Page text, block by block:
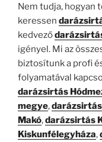
Nem tudja, hogyan
keressen
kedvező
igényel. Mi az
biztosítunk a profi
folyamatával
darázsirtás
megye,
Makó,darázsirtás
Kiskunfélegyháza,